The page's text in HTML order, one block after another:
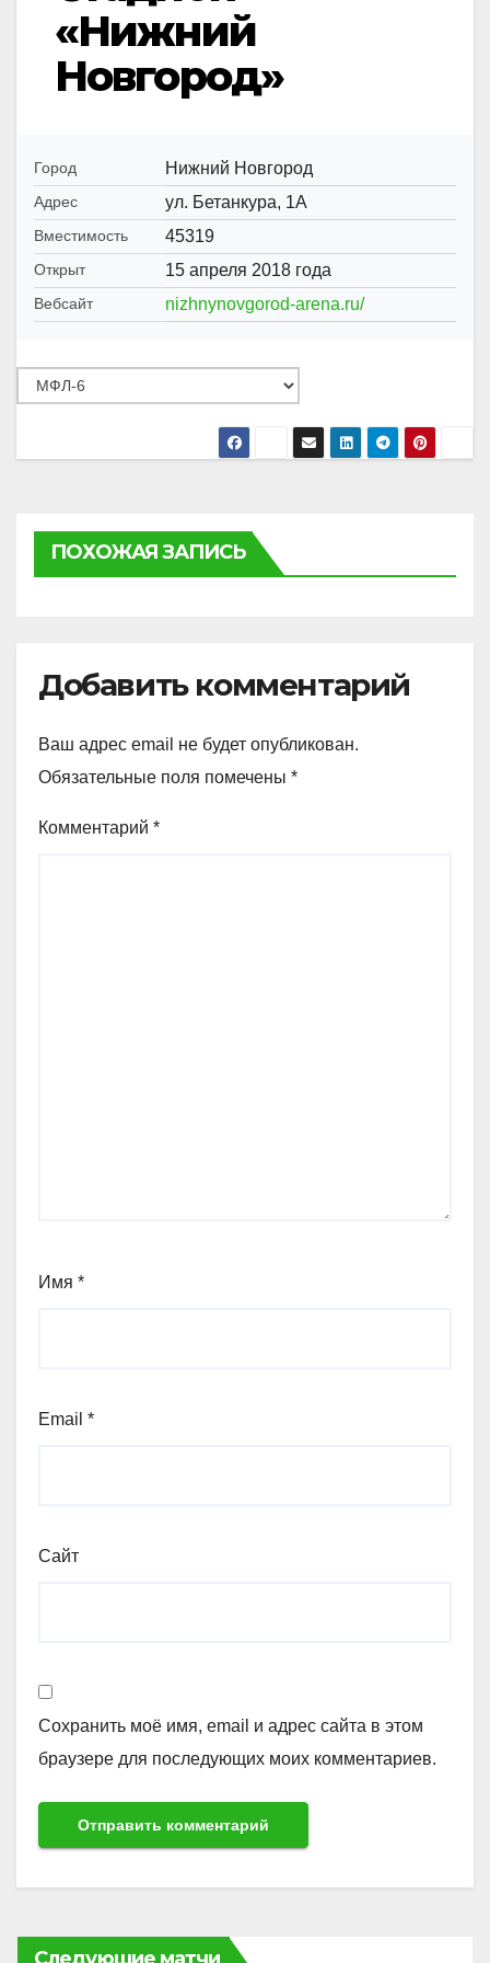
«Нижний
Новгород»
Город Нижний Новгород
Адрес ул. Бетанкура, 1А
Вместимость 45319
Открыт 15 апреля 2018 года
Вебсайт nizhnynovgorod-arena.ru/
ПОХОЖАЯ ЗАПИСЬ
Добавить комментарий
Ваш адрес email не будет опубликован.
Обязательные поля помечены *
Комментарий *
Имя *
Email *
Сайт
Сохранить моё имя, email и адрес сайта в этом
браузере для последующих моих комментариев.